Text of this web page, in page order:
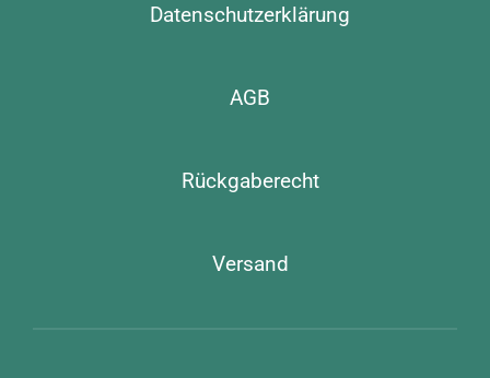
Datenschutzerklärung
AGB
Rückgaberecht
Versand